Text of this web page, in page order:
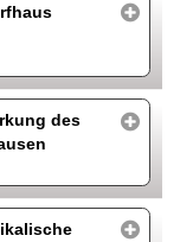
des